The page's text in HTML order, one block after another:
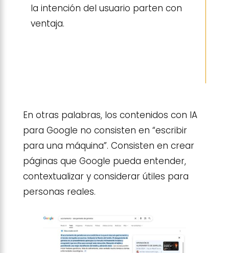
la intención del usuario parten con
ventaja.
En otras palabras, los contenidos con IA
para Google no consisten en “escribir
para una máquina”. Consisten en crear
páginas que Google pueda entender,
contextualizar y considerar útiles para
personas reales.